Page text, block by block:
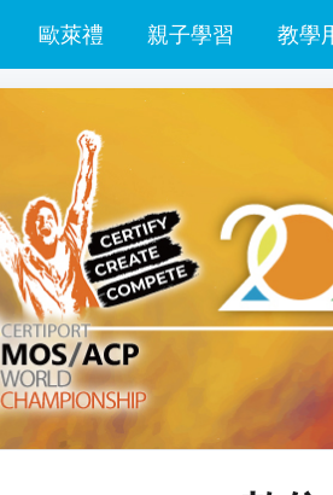
歐萊禮 親子學習 教學